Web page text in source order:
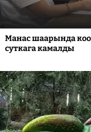
Манас шаарында
суткага камалды